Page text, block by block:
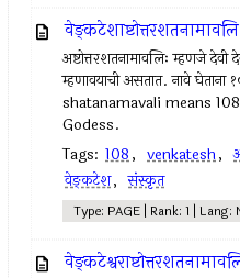
अष्टोत्तरशतनामावलिः म्हणजे
म्हणावयाची असतात. नावे
shatanamavali means
Godess.
Tags: 108, venkatesh,
वेङ्कटेश, संस्कृत
Type: PAGE | Rank: 1 | Lang: